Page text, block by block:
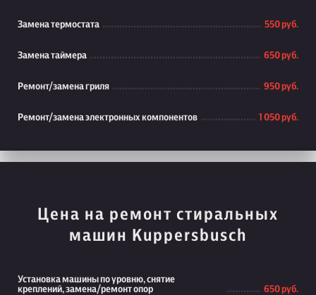
Замена термостата 550 руб.
Замена таймера 650 руб.
Ремонт/замена гриля 950 руб.
Ремонт/замена электронных компонентов 1 050 руб.
Цена на ремонт стиральных
машин Kuppersbusch
Установка машины по уровню, снятие
креплений, замена/ремонт опор
650 руб.